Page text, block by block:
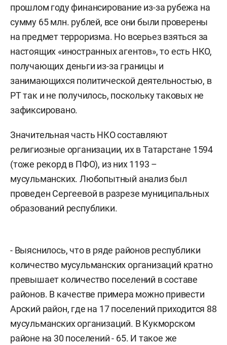
прошлом году финансирование из-за рубежа на
сумму 65 млн. рублей, все они были проверены
на предмет терроризма. Но всерьез взяться за
настоящих «иностранных агентов», то есть НКО,
получающих деньги из-за границы и
занимающихся политической деятельностью, в
РТ так и не получилось, поскольку таковых не
зафиксировано.
Значительная часть НКО составляют
религиозные организации, их в Татарстане 1594
(тоже рекорд в ПФО), из них 1193 –
мусульманских. Любопытный анализ был
проведен Сергеевой в разрезе муниципальных
образований республики.
- Выяснилось, что в ряде районов республики
количество мусульманских организаций кратно
превышает количество поселений в составе
районов. В качестве примера можно привести
Арский район, где на 17 поселений приходится 88
мусульманских организаций. В Кукморском
районе на 30 поселений - 65. И такое же